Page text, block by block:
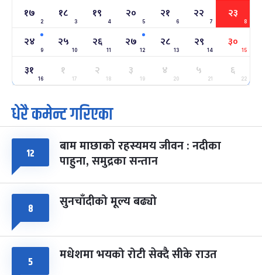
सोम फाल्गुन २४, २०८३- Mar 8, 2027
७ महिना बाँकी
२५
मंगल
ग्याल्पो ल्होसार
फाल्गुन २५, २०८३ Mar 9, 2027
७ महिना बाँकी
७
आइत
पूर्णिमा व्रत
चैत्र ७, २०८३-Mar 21, 2027
८ फागुपूर्णिमा
चैत्र ८, २०८३-Mar 22, 2027
७ महिना बाँकी
१७
2
१८
3
१९
4
२०
5
२१
6
२२
7
२३
8
२४
9
२५
10
२६
11
२७
12
२८
13
२९
14
३०
15
३१
16
१
17
२
18
३
19
४
20
५
21
६
22
धेरै कमेन्ट गरिएका
१२ बाम माछाको रहस्यमय जीवन : नदीका
पाहुना, समुद्रका सन्तान
८ सुनचाँदीको मूल्य बढ्यो
५ मधेशमा भयको रोटी सेक्दै सीके राउत